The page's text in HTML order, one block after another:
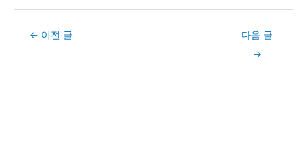
Post← 이전 글
다음 글
→